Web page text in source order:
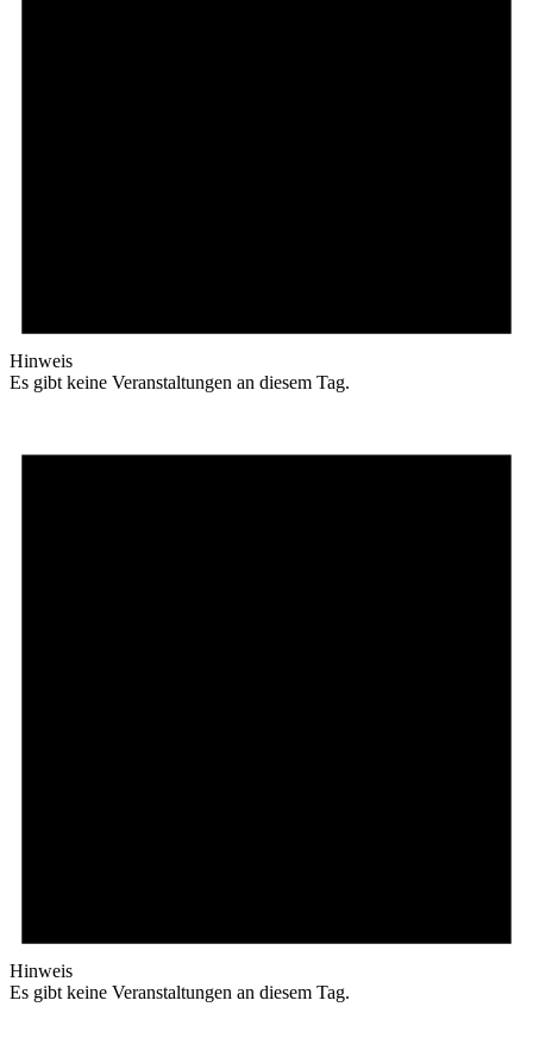
Hinweis
Es gibt keine Veranstaltungen an diesem Tag.
Hinweis
Es gibt keine Veranstaltungen an diesem Tag.